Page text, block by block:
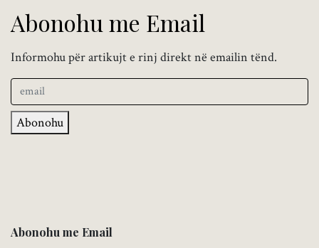
Abonohu me Email
Informohu për artikujt e rinj direkt në emailin tënd.
Abonohu
Abonohu me Email